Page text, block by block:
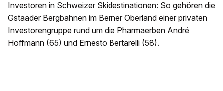
Investoren in Schweizer Skidestinationen: So gehören die
Gstaader Bergbahnen im Berner Oberland einer privaten
Investorengruppe rund um die Pharmaerben André
Hoffmann (65) und Ernesto Bertarelli (58).